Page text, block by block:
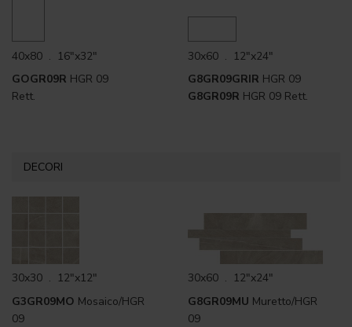
40x80 . 16"x32"
GOGR09R HGR 09
Rett.
30x60 . 12"x24"
G8GR09GRIR HGR 09
G8GR09R HGR 09 Rett.
DECORI
30x30 . 12"x12"
G3GR09MO Mosaico/HGR
09
30x60 . 12"x24"
G8GR09MU Muretto/HGR
09